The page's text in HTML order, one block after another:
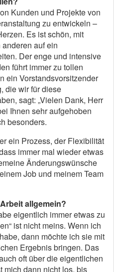
Kunden und Projekte von
zu entwickeln –
Es ist schön, mit
auf ein
Der enge und intensive
führt immer zu tollen
ein Vorstandsvorsitzender
die wir für diese
sagt: „Vielen Dank, Herr
Ihnen sehr aufgehoben
besonders.
ein Prozess, der Flexibilität
immer mal wieder etwas
Änderungswünsche
Job und meinem Team
allgemein?
eigentlich immer etwas zu
ist nicht meins. Wenn ich
dann möchte ich sie mit
Ergebnis bringen. Das
oft über die eigentlichen
mich dann nicht los, bis